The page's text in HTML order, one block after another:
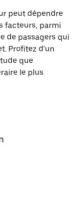
peut dépendre
facteurs, parmi
de passagers qui
Profitez d'un
que
le plus